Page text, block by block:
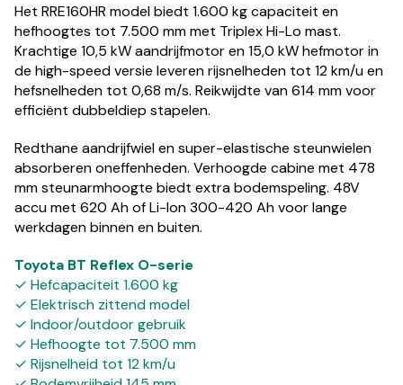
Het RRE160HR model biedt 1.600 kg capaciteit en
hefhoogtes tot 7.500 mm met Triplex Hi-Lo mast.
Krachtige 10,5 kW aandrijfmotor en 15,0 kW hefmotor in
de high-speed versie leveren rijsnelheden tot 12 km/u en
hefsnelheden tot 0,68 m/s. Reikwijdte van 614 mm voor
efficiënt dubbeldiep stapelen.
Redthane aandrijfwiel en super-elastische steunwielen
absorberen oneffenheden. Verhoogde cabine met 478
mm steunarmhoogte biedt extra bodemspeling. 48V
accu met 620 Ah of Li-Ion 300-420 Ah voor lange
werkdagen binnen en buiten.
Toyota BT Reflex O-serie
✓ Hefcapaciteit 1.600 kg
✓ Elektrisch zittend model
✓ Indoor/outdoor gebruik
✓ Hefhoogte tot 7.500 mm
✓ Rijsnelheid tot 12 km/u